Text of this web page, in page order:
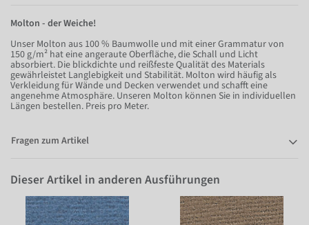
Molton - der Weiche!
Unser Molton aus 100 % Baumwolle und mit einer Grammatur von
150 g/m² hat eine angeraute Oberfläche, die Schall und Licht
absorbiert. Die blickdichte und reißfeste Qualität des Materials
gewährleistet Langlebigkeit und Stabilität. Molton wird häufig als
Verkleidung für Wände und Decken verwendet und schafft eine
angenehme Atmosphäre. Unseren Molton können Sie in individuellen
Längen bestellen. Preis pro Meter.
Fragen zum Artikel
Dieser Artikel in anderen Ausführungen